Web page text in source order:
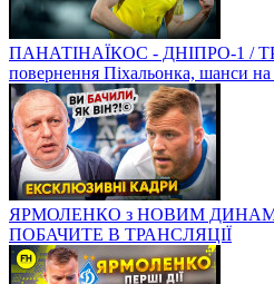
ПАНАТІНАЇКОС - ДНІПРО-1 /
повернення Піхальонка, шанси на
ЯРМОЛЕНКО з НОВИМ
ПОБАЧИТЕ В ТРАНСЛЯЦІЇ